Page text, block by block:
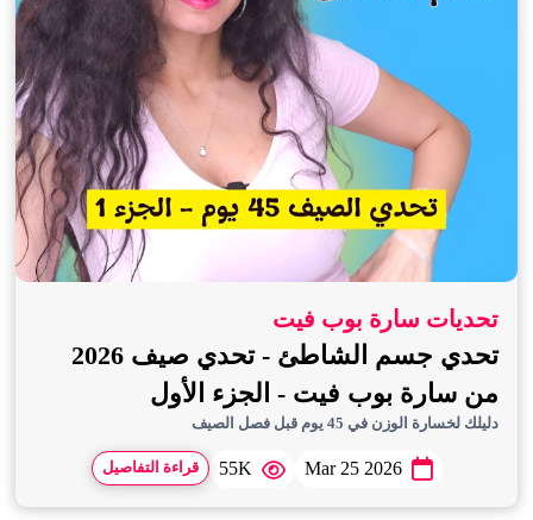
تحديات سارة بوب فيت
تحدي جسم الشاطئ - تحدي صيف 2026
من سارة بوب فيت - الجزء الأول
دليلك لخسارة الوزن في 45 يوم قبل فصل الصيف
Mar 25 2026
55K قراءة التفاصيل